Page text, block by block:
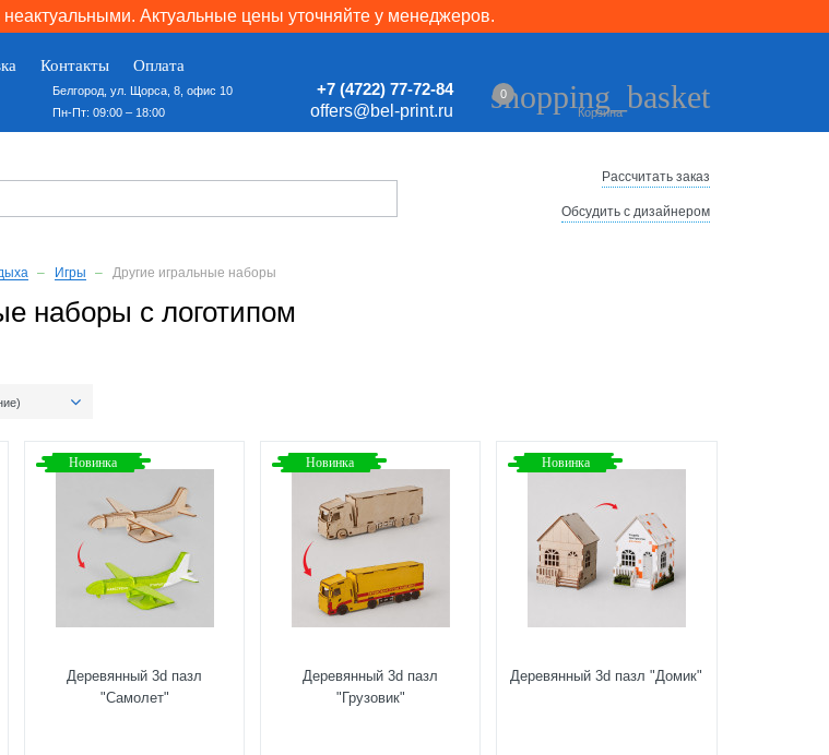
Актуальные цены уточняйте у менеджеров.
Контакты Оплата
Белгород, ул. Щорса, 8, офис 10
Пн-Пт: 09:00 – 18:00
+7 (4722) 77-72-84
offers@bel-print.ru
shopping_basket
Корзина
0
Рассчитать заказ
Обсудить с дизайнером
Игры Другие игральные наборы
наборы с логотипом
Новинка
Деревянный 3d пазл
"Самолет"
Новинка
Деревянный 3d пазл
"Грузовик"
Новинка
Деревянный 3d пазл "Домик"